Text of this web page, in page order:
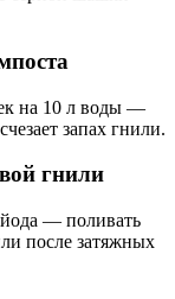
на 10 л воды —
запах гнили.
гнили
— поливать
после затяжных